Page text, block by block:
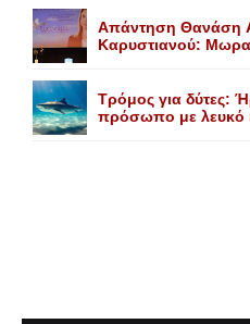
Aπάντηση Θανάση
Kαρυστιανού:
Τρόμος για δύτες:
πρόσωπο με λευκό